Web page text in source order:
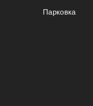
Парковка